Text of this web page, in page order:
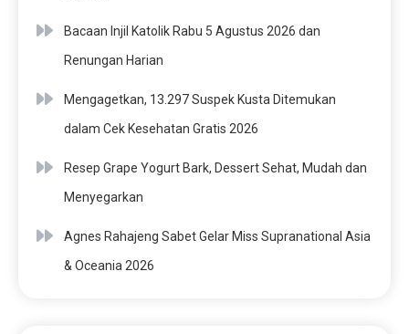
Bacaan Injil Katolik Rabu 5 Agustus 2026 dan
Renungan Harian
Mengagetkan, 13.297 Suspek Kusta Ditemukan
dalam Cek Kesehatan Gratis 2026
Resep Grape Yogurt Bark, Dessert Sehat, Mudah dan
Menyegarkan
Agnes Rahajeng Sabet Gelar Miss Supranational Asia
& Oceania 2026